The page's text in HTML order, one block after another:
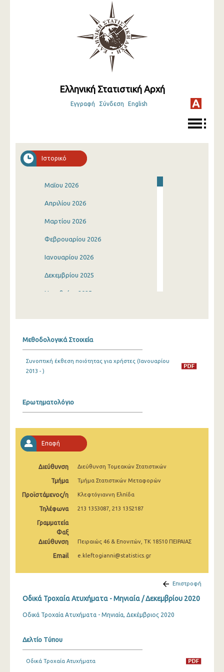
Ελληνική Στατιστική Αρχή
Εγγραφή Σύνδεση English
Ιστορικό
Μαΐου 2026
Απριλίου 2026
Μαρτίου 2026
Φεβρουαρίου 2026
Ιανουαρίου 2026
Δεκεμβρίου 2025
Νοεμβρίου 2025
Ιουλίου 2025
Μαΐου 2025
Μαρτίου 2025
Δεκεμβρίου 2024
Νοεμβρίου 2024
Οκτωβρίου 2024
Σεπτεμβρίου 2024
Ιουνίου 2024
Μαΐου 2024
Απριλίου 2024
Μεθοδολογικά Στοιχεία
Συνοπτική έκθεση ποιότητας για χρήστες (Ιανουαρίου
2013 - )
Ερωτηματολόγιο
Επαφή
Διεύθυνση Διεύθυνση Τομεακών Στατιστικών
Τμήμα Τμήμα Στατιστικών Μεταφορών
Προϊστάμενος/η Κλεφτόγιαννη Ελπίδα
Τηλέφωνα 213 1353087, 213 1352187
Γραμματεία
Φαξ
Διεύθυνση
Πειραιώς 46 & Επονιτών, ΤΚ 18510 ΠΕΙΡΑΙΑΣ
Email e.kleftogianni@statistics.gr
Επιστροφή
Οδικά Τροχαία Ατυχήματα - Μηνιαία / Δεκεμβρίου 2020
Οδικά Τροχαία Ατυχήματα - Μηνιαία, Δεκέμβριος 2020
Δελτίο Τύπου
Οδικά Τροχαία Ατυχήματα